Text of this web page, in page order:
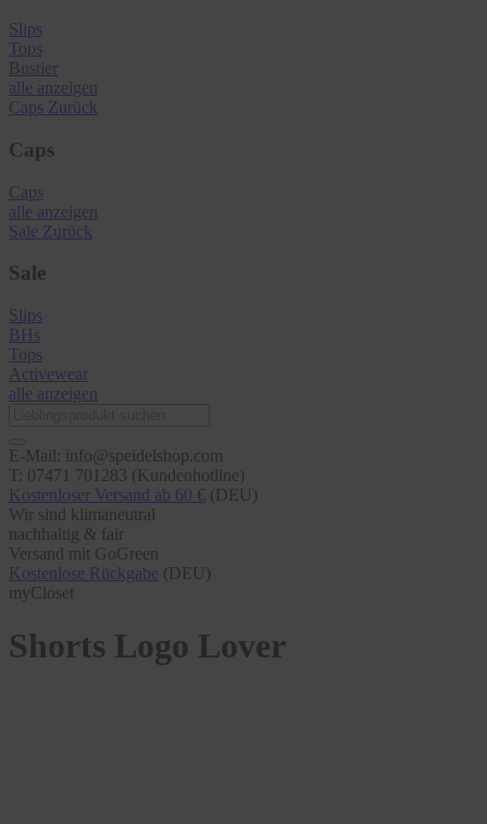
Slips
Tops
Bustier
alle anzeigen
Caps Zurück
Caps
Caps
alle anzeigen
Sale Zurück
Sale
Slips
BHs
Tops
Activewear
alle anzeigen
E-Mail: info@speidelshop.com
T: 07471 701283 (Kundenhotline)
Kostenloser Versand ab 60 € (DEU)
Wir sind klimaneutral
nachhaltig & fair
Versand mit GoGreen
Kostenlose Rückgabe (DEU)
myCloset
Shorts Logo Lover